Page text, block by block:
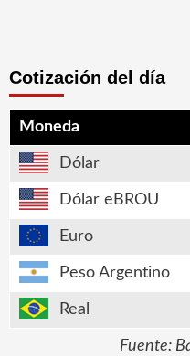
Cotización del día
Moneda
Dólar
Dólar eBROU
Euro
Peso Argentino
Real
Fuente: